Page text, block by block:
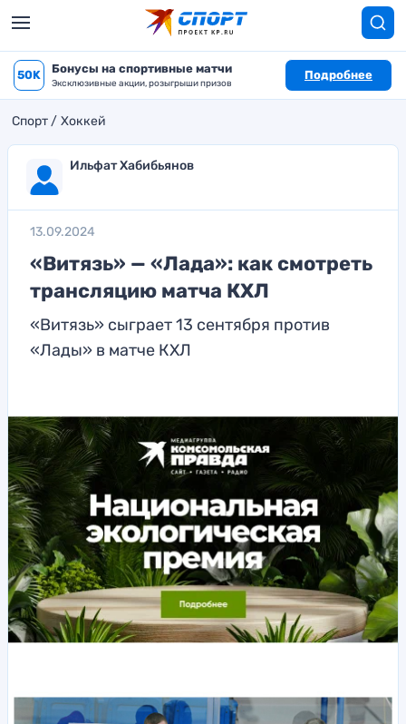
50K Бонусы на спортивные матчи
Эксклюзивные акции, розыгрыши призов
Подробнее
Спорт Хоккей
Ильфат Хабибьянов
13.09.2024
«Витязь» — «Лада»: как смотреть
трансляцию матча КХЛ
«Витязь» сыграет 13 сентября против
«Лады» в матче КХЛ